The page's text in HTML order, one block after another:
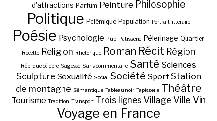
d'attractions Parfum Peinture Philosophie
Politique Polémique Population Portrait littéraire
Poésie Psychologie Pub Pâtisserie Pélerinage Quartier
Recette Religion Rhétorique Roman Récit Région
Réplique célèbre Sagesse Sans commentaire Santé Sciences
Sculpture Sexualité Social Société Sport Station
de montagne Sémantique Tableau noir Tapisserie Théâtre
Tourisme Tradition Transport Trois lignes Village Ville Vin
Voyage en France